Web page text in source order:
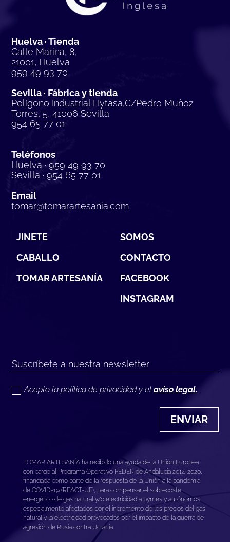
Huelva · Tienda
Calle Marina, 8,
21001, Huelva
959 49 93 70
Sevilla · Fábrica y tienda
Polígono Industrial Hytasa,C/Pedro Muñoz
Torres, 5, 41006 Sevilla
954 65 77 01
Teléfonos
Huelva · 959 49 93 70
Sevilla · 954 65 77 01
Email
tomar@tomarartesania.com
JINETE
CABALLO
TOMAR ARTESANÍA
SOMOS
CONTACTO
FACEBOOK
INSTAGRAM
Acepto la política de privacidad y el aviso legal.
ENVIAR
TOMAR ARTESANÍA ha recibido una ayuda de la Unión Europea
con cargo al Programa Operativo FEDER de Andalucía 2014-2020,
financiada como parte de la respuesta de la Unión a la pandemia
de COVID-19 (REACT-UE), para compensar el sobrecoste
energético de gas natural y/o electricidad a pymes y autónomos
especialmente afectados por el incremento de los precios del gas
natural y la electricidad provocados por el impacto de la guerra de
agresión de Rusia contra Ucrania.